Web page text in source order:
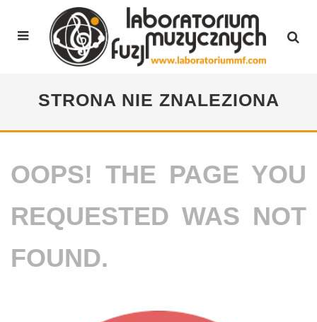
STRONA NIE ZNALEZIONA
OOPS! THE PAGE YOU
REQUESTED WAS NOT
FOUND.